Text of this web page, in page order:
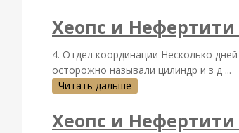
Хеопс и Нефертити
4. Отдел координации Несколько
осторожно называли цилиндр и з д ...
Читать дальше
Хеопс и Нефертити